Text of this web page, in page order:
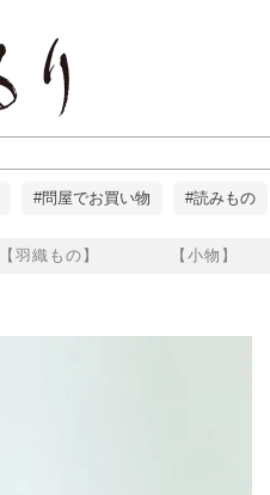
【羽織もの】 【小物】
#問屋でお買い物 #読みもの